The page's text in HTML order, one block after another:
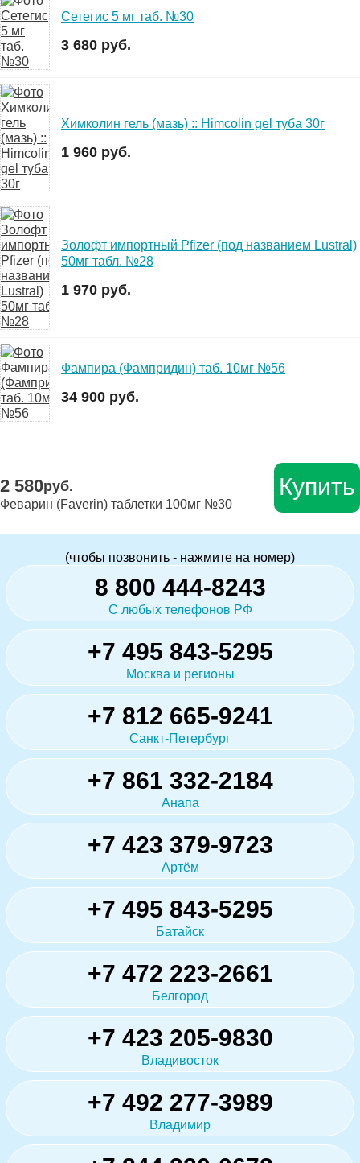
Сетегис 5 мг таб. №30
3 680 руб.
Химколин гель (мазь) :: Himcolin gel туба 30г
1 960 руб.
Золофт импортный Pfizer (под названием Lustral)
50мг табл. №28
1 970 руб.
Фампира (Фампридин) таб. 10мг №56
34 900 руб.
2 580руб.
Феварин (Faverin) таблетки 100мг №30
Купить
(чтобы позвонить - нажмите на номер)
8 800 444-8243
С любых телефонов РФ
+7 495 843-5295
Москва и регионы
+7 812 665-9241
Санкт-Петербург
+7 861 332-2184
Анапа
+7 423 379-9723
Артём
+7 495 843-5295
Батайск
+7 472 223-2661
Белгород
+7 423 205-9830
Владивосток
+7 492 277-3989
Владимир